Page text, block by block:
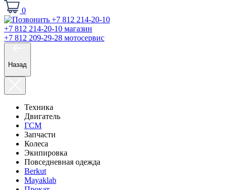
0
+7 812 214-20-10 магазин
+7 812 209-29-28 мотосервис
Назад
Техника
Двигатель
ГСМ
Запчасти
Колеса
Экипировка
Повседневная одежда
Berkut
Mayaklab